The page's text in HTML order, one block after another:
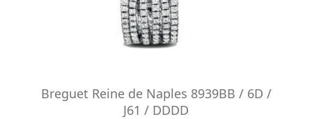
Breguet Reine de Naples 8939BB / 6D /
J61 / DDDD